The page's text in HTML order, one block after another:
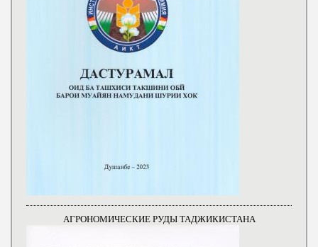
АГРОНОМИЧЕСКИЕ РУДЫ ТАДЖИКИСТАНА